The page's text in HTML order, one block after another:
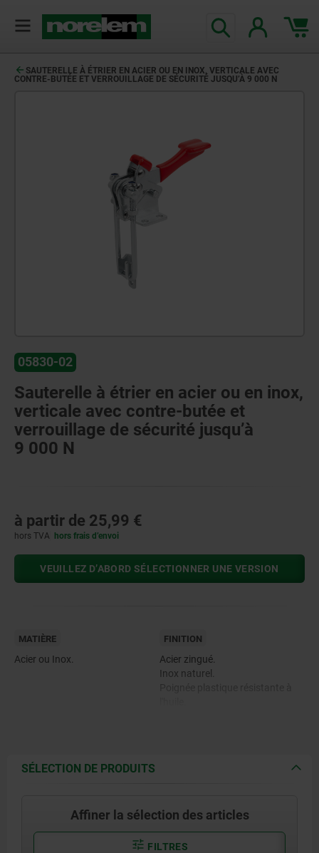
SAUTERELLE À ÉTRIER EN ACIER OU EN INOX, VERTICALE AVEC
CONTRE-BUTÉE ET VERROUILLAGE DE SÉCURITÉ JUSQU’À 9 000 N
05830-02
Sauterelle à étrier en acier ou en inox,
verticale avec contre-butée et
verrouillage de sécurité jusqu’à
9 000 N
à partir de 25,99 €
hors TVA hors frais d’envoi
VEUILLEZ D’ABORD SÉLECTIONNER UNE VERSION
MATIÈRE
Acier ou Inox.
FINITION
Acier zingué.
Inox naturel.
SÉLECTION DE PRODUITS
Affiner la sélection des articles
FILTRES